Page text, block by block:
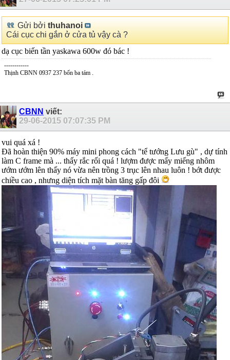
Gửi bởi thuhanoi
Cái cục chi gắn ở cửa tủ vậy cà ?
dạ cục biến tần yaskawa 600w đó bác !
------------
Thịnh CBNN 0937 237 bốn ba tám .
CBNN viết:
29-06-2015 07:07:35 PM
vui quá xá !
Đã hoàn thiện 90% máy mini phong cách "tể tướng Lưu gù" , dự tính
làm C frame mà ... thấy rắc rối quá ! lượm được mấy miếng nhôm
ướm ướm lên thấy nó vừa nên trồng 3 trục lên nhau luôn ! bớt được
chiều cao , nhưng diện tích mặt bàn tăng gấp đôi